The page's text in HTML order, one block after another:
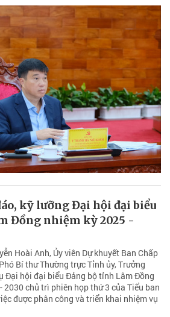
kỹ lưỡng Đại hội đại biểu
Đồng nhiệm kỳ 2025 -
Hoài Anh, Ủy viên Dự khuyết Ban Chấp
Bí thư Thường trực Tỉnh ủy, Trưởng
Đại hội đại biểu Đảng bộ tỉnh Lâm Đồng
2030 chủ trì phiên họp thứ 3 của Tiểu ban
được phân công và triển khai nhiệm vụ